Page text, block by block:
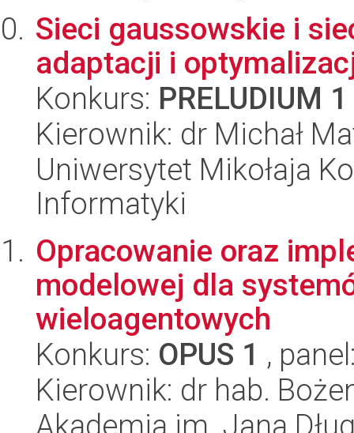
Sieci gaussowskie i
adaptacji i
Konkurs: PRELUDIUM 1
Kierownik: dr Michał
Uniwersytet Mikołaja
Informatyki
Opracowanie oraz
modelowej dla
wieloagentowych
Konkurs: OPUS 1 ,
Kierownik: dr hab.
Akademia im. Jana